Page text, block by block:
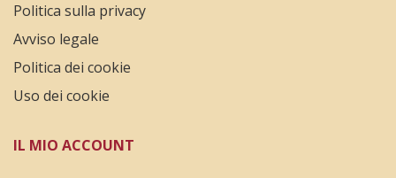
Politica sulla privacy
Avviso legale
Politica dei cookie
Uso dei cookie
IL MIO ACCOUNT